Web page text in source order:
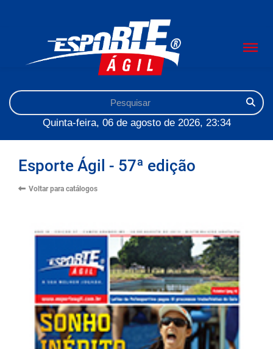
Quinta-feira, 06 de agosto de 2026, 23:34
Esporte Ágil - 57ª edição
Voltar para catálogos